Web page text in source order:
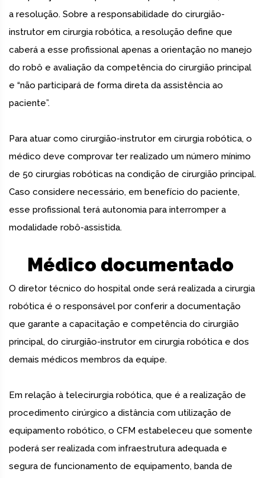
a resolução. Sobre a responsabilidade do cirurgião-
instrutor em cirurgia robótica, a resolução define que
caberá a esse profissional apenas a orientação no manejo
do robô e avaliação da competência do cirurgião principal
e “não participará de forma direta da assistência ao
paciente”.
Para atuar como cirurgião-instrutor em cirurgia robótica, o
médico deve comprovar ter realizado um número mínimo
de 50 cirurgias robóticas na condição de cirurgião principal.
Caso considere necessário, em benefício do paciente,
esse profissional terá autonomia para interromper a
modalidade robô-assistida.
Médico documentado
O diretor técnico do hospital onde será realizada a cirurgia
robótica é o responsável por conferir a documentação
que garante a capacitação e competência do cirurgião
principal, do cirurgião-instrutor em cirurgia robótica e dos
demais médicos membros da equipe.
Em relação à telecirurgia robótica, que é a realização de
procedimento cirúrgico a distância com utilização de
equipamento robótico, o CFM estabeleceu que somente
poderá ser realizada com infraestrutura adequada e
segura de funcionamento de equipamento, banda de